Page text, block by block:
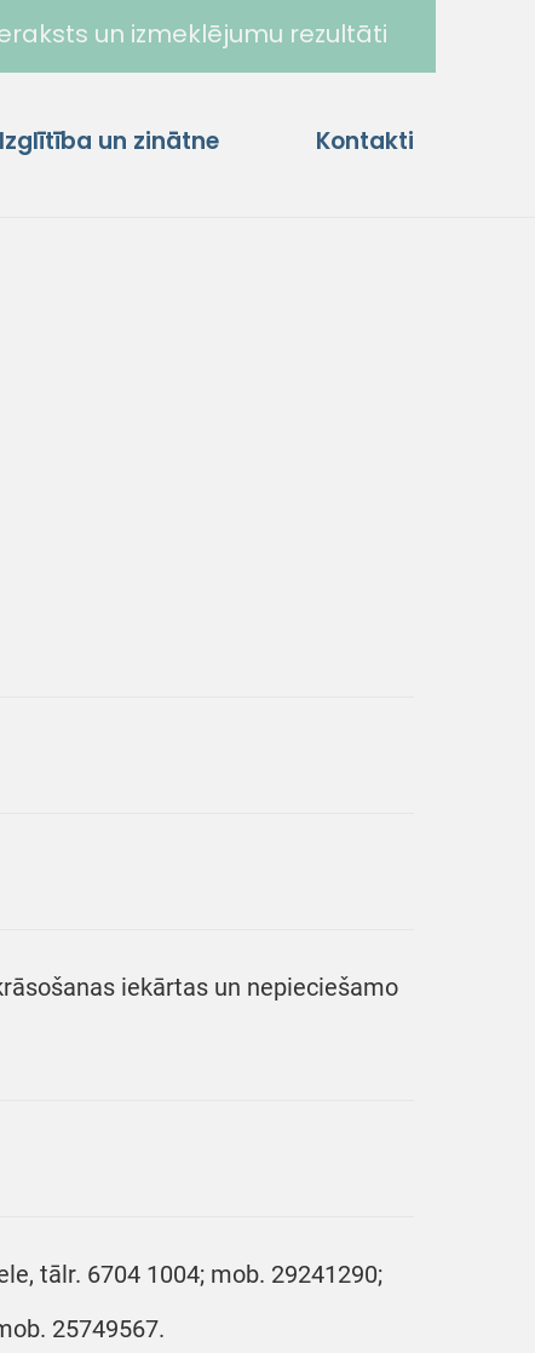
un izmeklējumu rezultāti
Izglītība un zinātne Kontakti
iekārtas un nepieciešamo
tālr. 6704 1004; mob. 29241290;
25749567.